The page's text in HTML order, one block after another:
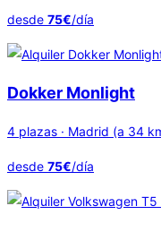
desde 75€/día
Dokker Monlight
4 plazas · Madrid (a 34
desde 75€/día